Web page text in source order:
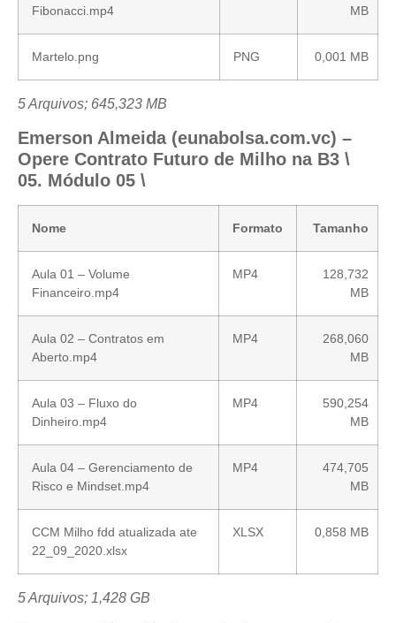
Fibonacci.mp4
MB
Martelo.png PNG 0,001 MB
5 Arquivos; 645,323 MB
Emerson Almeida (eunabolsa.com.vc) –
Opere Contrato Futuro de Milho na B3 \
05. Módulo 05 \
Nome Formato Tamanho
Aula 01 – Volume
Financeiro.mp4
MP4
128,732
MB
Aula 02 – Contratos em
Aberto.mp4
MP4
268,060
MB
Aula 03 – Fluxo do
Dinheiro.mp4
MP4
590,254
MB
Aula 04 – Gerenciamento de
Risco e Mindset.mp4
MP4
474,705
MB
CCM Milho fdd atualizada ate
22_09_2020.xlsx
XLSX 0,858 MB
5 Arquivos; 1,428 GB